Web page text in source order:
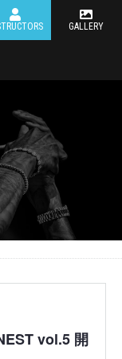
GALLERY
vol.5 開